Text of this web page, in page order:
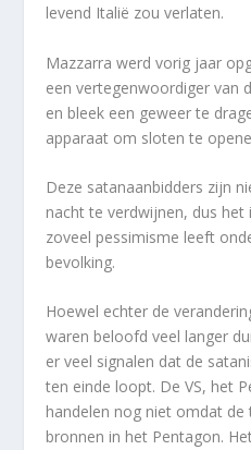
levend Italië zou verlaten.
Mazzarra werd vorig jaar
een vertegenwoordiger van
en bleek een geweer te
apparaat om sloten te
Deze satanaanbidders zijn
nacht te verdwijnen, dus
zoveel pessimisme leeft
bevolking.
Hoewel echter de
waren beloofd veel langer
er veel signalen dat de
ten einde loopt. De VS, het
handelen nog niet omdat
bronnen in het Pentagon.